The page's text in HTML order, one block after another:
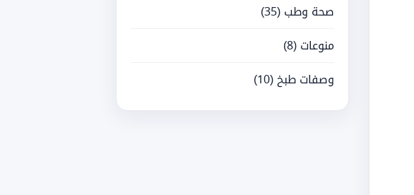
صحة وطب(35)
منوعات(8)
وصفات طبخ(10)